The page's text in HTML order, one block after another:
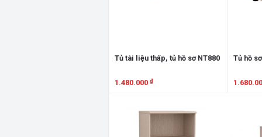
Tủ tài liệu thấp, tủ hồ sơ NT880
1.480.000 ₫
Tủ hồ